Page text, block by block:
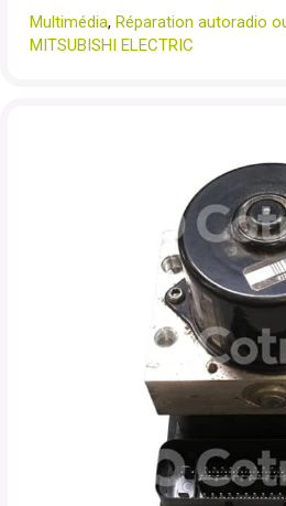
Multimédia, Réparation autoradio
MITSUBISHI ELECTRIC